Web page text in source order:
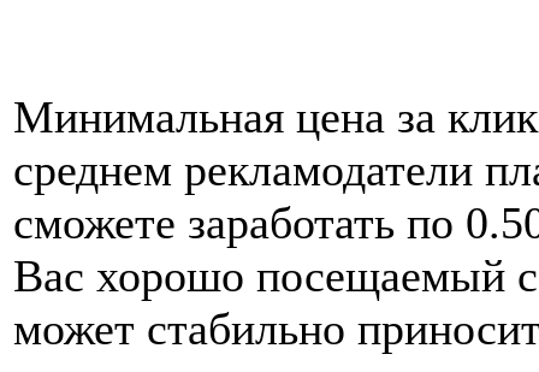
Минимальная цена за
среднем рекламодатели
сможете заработать по
Вас хорошо посещаемый
может стабильно